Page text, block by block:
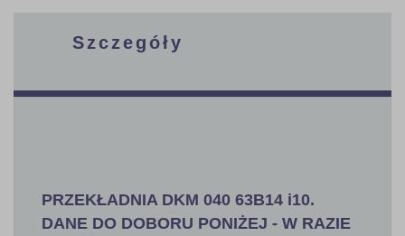
Szczegóły
PRZEKŁADNIA DKM 040 63B14 i10.
DANE DO DOBORU PONIŻEJ - W RAZIE